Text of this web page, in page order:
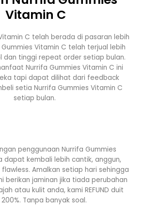
Vitamin C
C telah berada di pasaran lebih
Vitamin C telah terjual lebih
dan tinggi repeat order setiap bulan.
Nurrifa Gummies Vitamin C ini
tapi dapat dilihat dari feedback
setia Nurrifa Gummies Vitamin C
setiap bulan.
penggunaan Nurrifa Gummies
dapat kembali lebih cantik, anggun,
Amalkan setiap hari sehingga
berikan jaminan jika tiada perubahan
atau kulit anda, kami REFUND duit
Tanpa banyak soal.